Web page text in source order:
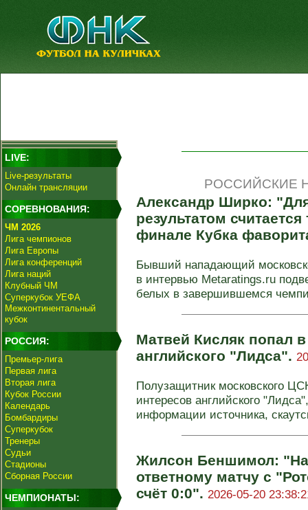
LIVE:
Live-результаты
Онлайн трансляции
СОРЕВНОВАНИЯ:
ЧМ 2026
Лига чемпионов
Лига Европы
Лига конференций
Лига наций
Клубный ЧМ
Суперкубок УЕФА
Межконтинентальный
кубок
РОССИЯ:
Премьер-лига
Первая лига
Вторая лига
Кубок России
Календарь
Бомбардиры
Суперкубок
Тренеры
Судьи
Стадионы
Сборная России
ЧЕМПИОНАТЫ:
РОССИЙСКИЕ
Александр Ширко:
результатом
финале Кубка
Бывший нападающий
в интервью Metaratings.ru
белых в завершившемся
Матвей Кисляк попал
английского "Лидса".
Полузащитник московского
интересов английского
информации источника,
Жилсон Беншимол:
ответному матчу с
счёт 0:0". 2026-05-20